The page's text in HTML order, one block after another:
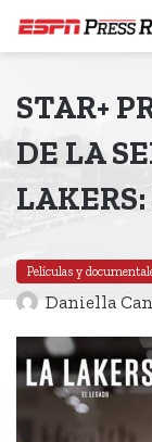
STAR+
DE LA
Películas y
Daniella